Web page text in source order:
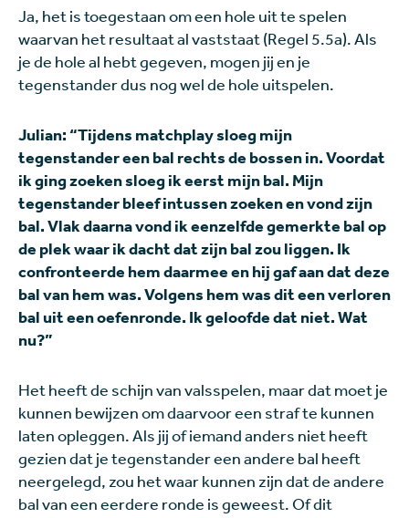
Ja, het is toegestaan om een hole uit te spelen
waarvan het resultaat al vaststaat (Regel 5.5a). Als
je de hole al hebt gegeven, mogen jij en je
tegenstander dus nog wel de hole uitspelen.
Julian: “Tijdens matchplay sloeg mijn
tegenstander een bal rechts de bossen in. Voordat
ik ging zoeken sloeg ik eerst mijn bal. Mijn
tegenstander bleef intussen zoeken en vond zijn
bal. Vlak daarna vond ik eenzelfde gemerkte bal op
de plek waar ik dacht dat zijn bal zou liggen. Ik
confronteerde hem daarmee en hij gaf aan dat deze
bal van hem was. Volgens hem was dit een verloren
bal uit een oefenronde. Ik geloofde dat niet. Wat
nu?”
Het heeft de schijn van valsspelen, maar dat moet je
kunnen bewijzen om daarvoor een straf te kunnen
laten opleggen. Als jij of iemand anders niet heeft
gezien dat je tegenstander een andere bal heeft
neergelegd, zou het waar kunnen zijn dat de andere
bal van een eerdere ronde is geweest. Of dit